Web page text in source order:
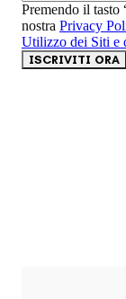
Premendo il tasto
nostra Privacy
Utilizzo dei Siti e
ISCRIVITI ORA